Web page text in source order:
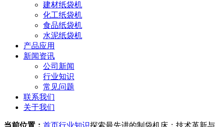
建材纸袋机
化工纸袋机
食品纸袋机
水泥纸袋机
产品应用
新闻资讯
公司新闻
行业知识
常见问题
联系我们
关于我们
当前位置： 首页行业知识探索最先进的制袋机床：技术革新与